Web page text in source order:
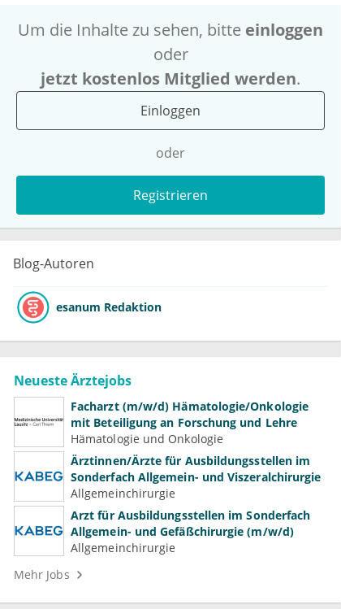
Um die Inhalte zu sehen, bitte einloggen
oder
jetzt kostenlos Mitglied werden.
Einloggen
oder
Registrieren
Blog-Autoren
esanum Redaktion
Neueste Ärztejobs
Facharzt (m/w/d) Hämatologie/Onkologie
mit Beteiligung an Forschung und Lehre
Hämatologie und Onkologie
Ärztinnen/Ärzte für Ausbildungsstellen im
Sonderfach Allgemein- und Viszeralchirurgie
Allgemeinchirurgie
Arzt für Ausbildungsstellen im Sonderfach
Allgemein- und Gefäßchirurgie (m/w/d)
Allgemeinchirurgie
Mehr Jobs